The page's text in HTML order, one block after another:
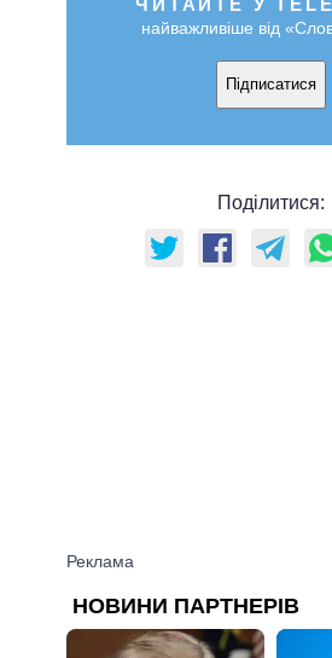
найважливіше від
Підписатися
Поділитися: